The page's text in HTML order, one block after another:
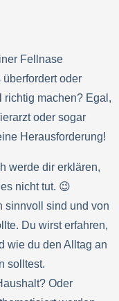
Fellnase
oder
richtig machen? Egal,
oder sogar
Herausforderung!
werde dir erklären,
nicht tut. 😉
sinnvoll sind und von
Du wirst erfahren,
wie du den Alltag an
solltest.
Oder